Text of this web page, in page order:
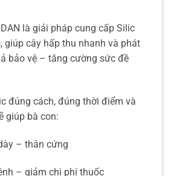
là giải pháp cung cấp Silic
giúp cây hấp thu nhanh và phát
bảo vệ – tăng cường sức đề
đúng cách, đúng thời điểm và
giúp bà con:
– thân cứng
– giảm chi phí thuốc